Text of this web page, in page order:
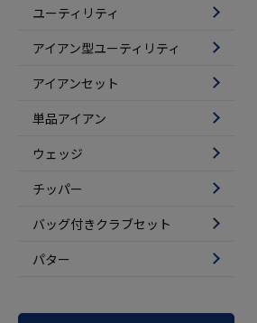
ユーティリティ
アイアン型ユーティリティ
アイアンセット
単品アイアン
ウェッジ
チッパー
バッグ付きクラブセット
パター